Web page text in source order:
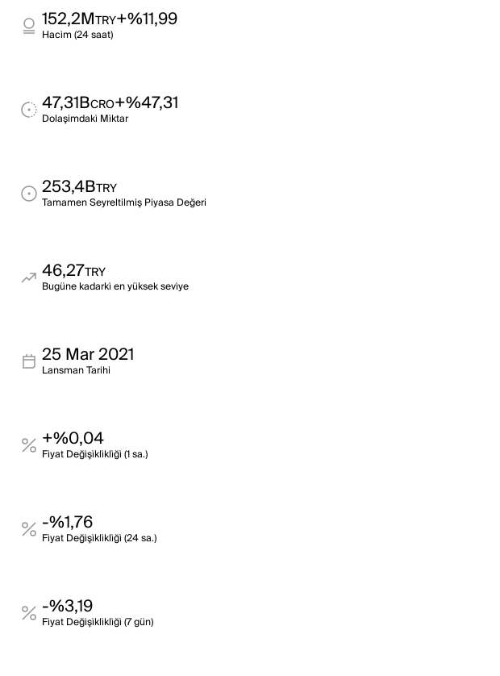
152,2MTRY+%11,99
Haci̇m (24 saat)
47,31BCRO+%47,31
Dolaşimdaki̇ Mi̇ktar
253,4BTRY
Tamamen Seyreltilmiş Piyasa Değeri
46,27TRY
Bugüne kadarki̇ en yüksek sevi̇ye
25 Mar 2021
Lansman Tarihi
+%0,04
Fi̇yat Deği̇şi̇kli̇kli̇ği̇ (1 sa.)
-%1,76
Fi̇yat Deği̇şi̇kli̇kli̇ği̇ (24 sa.)
-%3,19
Fi̇yat Deği̇şi̇kli̇kli̇ği̇ (7 gün)